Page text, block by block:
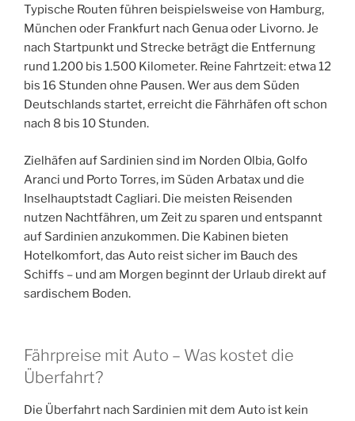
Typische Routen führen beispielsweise von Hamburg,
München oder Frankfurt nach Genua oder Livorno. Je
nach Startpunkt und Strecke beträgt die Entfernung
rund 1.200 bis 1.500 Kilometer. Reine Fahrtzeit: etwa 12
bis 16 Stunden ohne Pausen. Wer aus dem Süden
Deutschlands startet, erreicht die Fährhäfen oft schon
nach 8 bis 10 Stunden.
Zielhäfen auf Sardinien sind im Norden Olbia, Golfo
Aranci und Porto Torres, im Süden Arbatax und die
Inselhauptstadt Cagliari. Die meisten Reisenden
nutzen Nachtfähren, um Zeit zu sparen und entspannt
auf Sardinien anzukommen. Die Kabinen bieten
Hotelkomfort, das Auto reist sicher im Bauch des
Schiffs – und am Morgen beginnt der Urlaub direkt auf
sardischem Boden.
Fährpreise mit Auto – Was kostet die
Überfahrt?
Die Überfahrt nach Sardinien mit dem Auto ist kein